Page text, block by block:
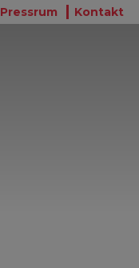
Pressrum Kontakt